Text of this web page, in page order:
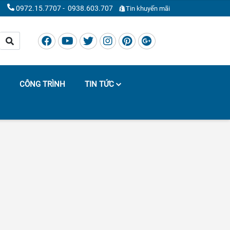
0972.15.7707- 0938.603.707 Tin khuyến mãi
CÔNG TRÌNH TIN TỨC